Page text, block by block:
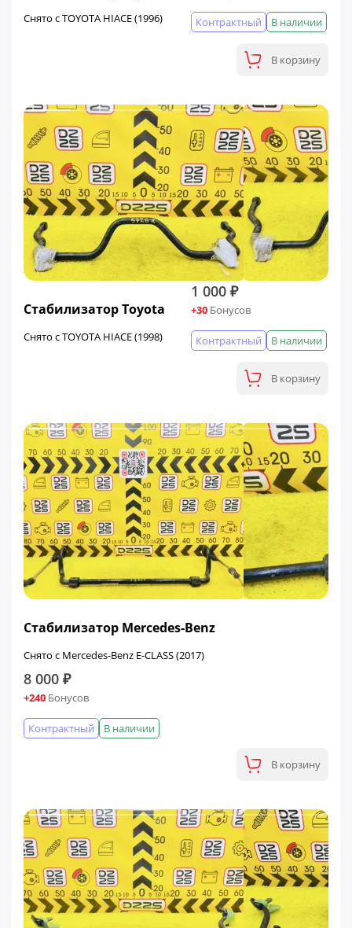
Снято с TOYOTA HIACE (1996) В наличии
Контрактный
В корзину
Стабилизатор Toyota
Снято с TOYOTA HIACE (1998)
1 000 ₽
+30 Бонусов
В наличии
Контрактный
В корзину
Стабилизатор Mercedes-Benz
Снято с Mercedes-Benz E-CLASS (2017)
8 000 ₽
+240 Бонусов
В наличии
Контрактный
В корзину